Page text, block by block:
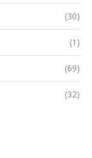
(30)
(1)
(69)
(32)